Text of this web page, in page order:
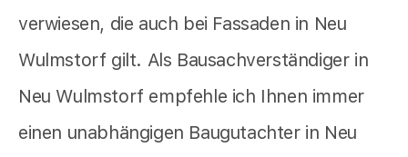
verwiesen, die auch bei Fassaden in Neu
Wulmstorf gilt. Als Bausachverständiger in
Neu Wulmstorf empfehle ich Ihnen immer
einen unabhängigen Baugutachter in Neu